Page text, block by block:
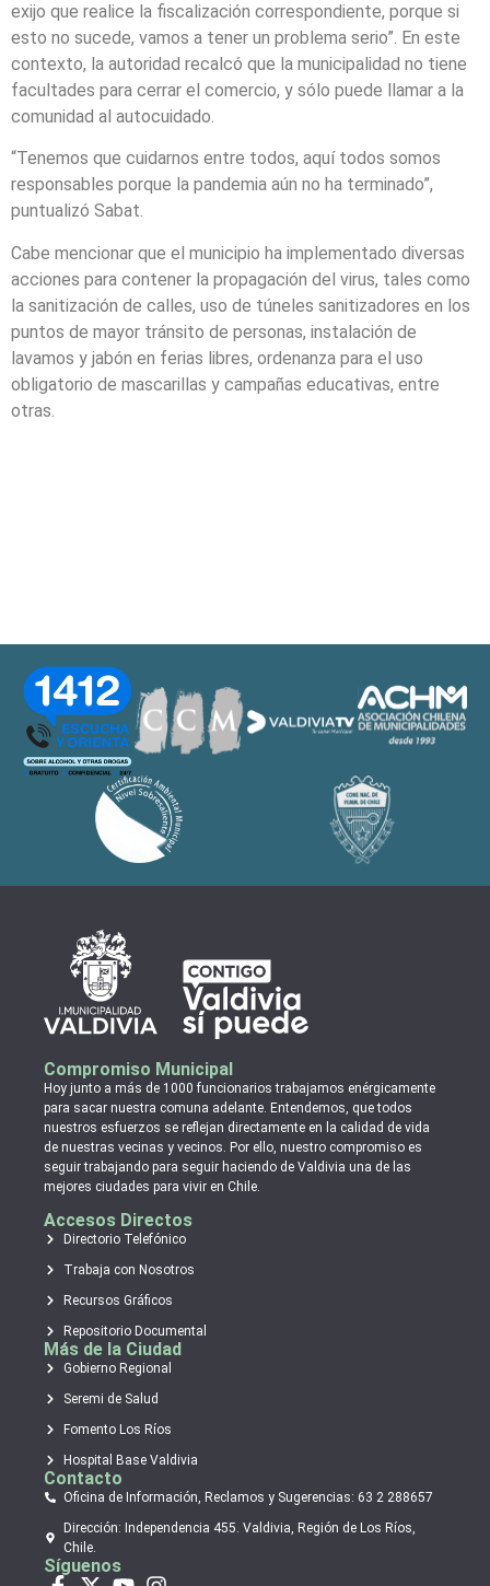
exijo que realice la fiscalización correspondiente, porque si
esto no sucede, vamos a tener un problema serio”. En este
contexto, la autoridad recalcó que la municipalidad no tiene
facultades para cerrar el comercio, y sólo puede llamar a la
comunidad al autocuidado.
“Tenemos que cuidarnos entre todos, aquí todos somos
responsables porque la pandemia aún no ha terminado”,
puntualizó Sabat.
Cabe mencionar que el municipio ha implementado diversas
acciones para contener la propagación del virus, tales como
la sanitización de calles, uso de túneles sanitizadores en los
puntos de mayor tránsito de personas, instalación de
lavamos y jabón en ferias libres, ordenanza para el uso
obligatorio de mascarillas y campañas educativas, entre
otras.
Compromiso Municipal
Hoy junto a más de 1000 funcionarios trabajamos enérgicamente
para sacar nuestra comuna adelante. Entendemos, que todos
nuestros esfuerzos se reflejan directamente en la calidad de vida
de nuestras vecinas y vecinos. Por ello, nuestro compromiso es
seguir trabajando para seguir haciendo de Valdivia una de las
mejores ciudades para vivir en Chile.
Accesos Directos
Directorio Telefónico
Trabaja con Nosotros
Recursos Gráficos
Repositorio Documental
Más de la Ciudad
Gobierno Regional
Seremi de Salud
Fomento Los Ríos
Hospital Base Valdivia
Contacto
Oficina de Información, Reclamos y Sugerencias: 63 2 288657
Dirección: Independencia 455. Valdivia, Región de Los Ríos,
Chile.
Síguenos